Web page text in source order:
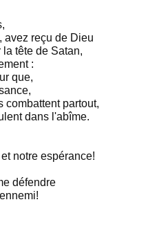
avez reçu de Dieu
tête de Satan,
:
que,
combattent partout,
dans l'abîme.
notre espérance!
défendre